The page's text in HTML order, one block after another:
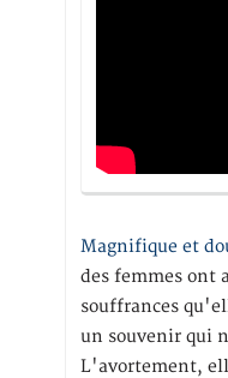
Magnifique et
des femmes ont
souffrances
un souvenir qui
L'avortement,